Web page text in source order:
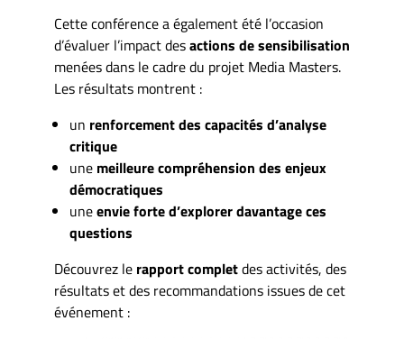
Cette conférence a également été l’occasion
d’évaluer l’impact desactions de sensibilisation
menées dans le cadre du projet Media Masters.
Les résultats montrent :
un renforcement des capacités d’analyse
critique
une meilleure compréhension des enjeux
démocratiques
uneenvie forte d’explorer davantage ces
questions
Découvrez le rapport completdes activités, des
résultats et des recommandations issues de cet
événement :